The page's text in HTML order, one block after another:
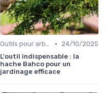
Outils pour arbres et arbustes •
24/10/2025
L'outil indispensable : la
hache Bahco pour un
jardinage efficace